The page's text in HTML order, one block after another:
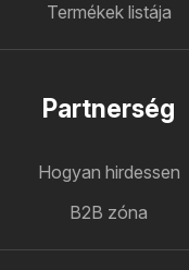
Termékek listája
Partnerség
Hogyan hirdessen
B2B zóna